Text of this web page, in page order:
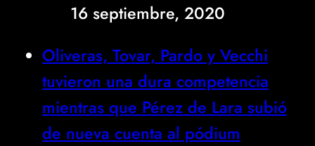
16 septiembre, 2020
Oliveras, Tovar, Pardo y Vecchi
tuvieron una dura competencia
mientras que Pérez de Lara subió
de nueva cuenta al pódium